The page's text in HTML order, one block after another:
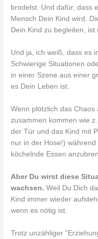
brodelst. Und dafür, dass
Mensch Dein Kind wird.
Dein Kind zu begleiten, ist
Und ja, ich weiß, dass es
Schwierige Situationen
in einer Szene aus einer
es Dein Leben ist.
Wenn plötzlich das
zusammen kommen wie
der Tür und das Kind mit
nur in der Hose!)
köchelnde Essen
Aber Du wirst diese
wachsen. Weil Du Dich
Kind immer wieder
wenn es nötig ist.
Trotz unzähliger